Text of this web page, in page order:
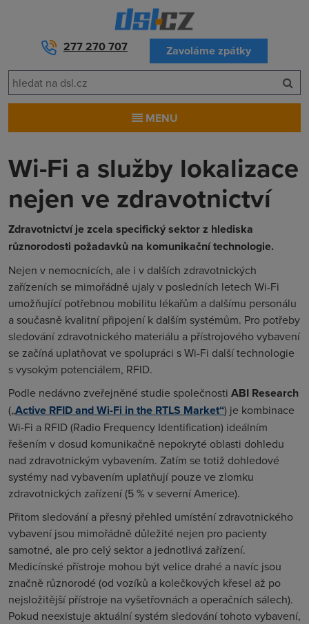
277 270 707 Zavoláme zpátky
MENU
Wi-Fi a služby lokalizace
nejen ve zdravotnictví
Zdravotnictví je zcela specifický sektor z hlediska
různorodosti požadavků na komunikační technologie.
Nejen v nemocnicích, ale i v dalších zdravotnických
zařízeních se mimořádně ujaly v posledních letech Wi-Fi
umožňující potřebnou mobilitu lékařům a dalšímu personálu
a současně kvalitní připojení k dalším systémům. Pro potřeby
sledování zdravotnického materiálu a přístrojového vybavení
se začíná uplatňovat ve spolupráci s Wi-Fi další technologie
s vysokým potenciálem, RFID.
Podle nedávno zveřejněné studie společnosti ABI Research
(„Active RFID and Wi-Fi in the RTLS Market“) je kombinace
Wi-Fi a RFID (Radio Frequency Identification) ideálním
řešením v dosud komunikačně nepokryté oblasti dohledu
nad zdravotnickým vybavením. Zatím se totiž dohledové
systémy nad vybavením uplatňují pouze ve zlomku
zdravotnických zařízení (5 % v severní Americe).
Přitom sledování a přesný přehled umístění zdravotnického
vybavení jsou mimořádně důležité nejen pro pacienty
samotné, ale pro celý sektor a jednotlivá zařízení.
Medicínské přístroje mohou být velice drahé a navíc jsou
značně různorodé (od vozíků a kolečkových křesel až po
nejsložitější přístroje na vyšetřovnách a operačních sálech).
Pokud neexistuje aktuální systém sledování tohoto vybavení,